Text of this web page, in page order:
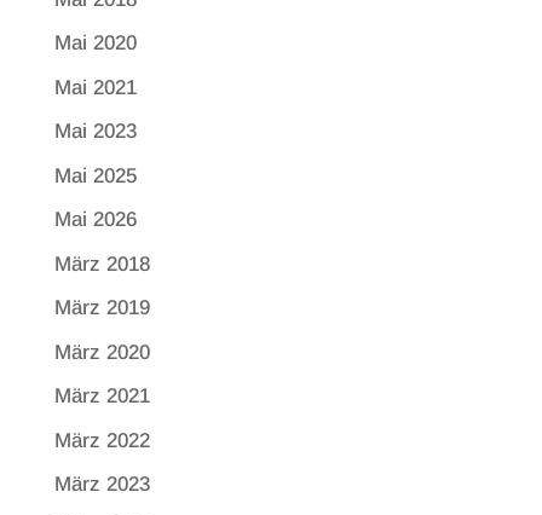
Mai 2020
Mai 2021
Mai 2023
Mai 2025
Mai 2026
März 2018
März 2019
März 2020
März 2021
März 2022
März 2023